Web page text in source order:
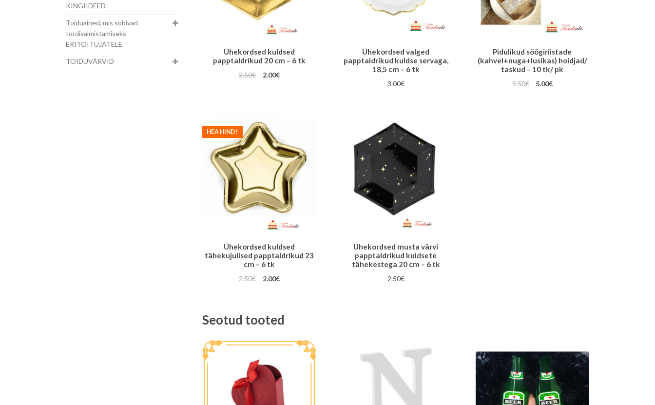
Ühekordsed kuldsed
papptaldrikud 20 cm – 6 tk
2.50€
Algne
2.00€Praegune
Ühekordsed valged
papptaldrikud kuldse servaga,
18,5 cm – 6 tk
3.00€
Pidulikud söögiriistade
(kahvel+nuga+lusikas) hoidjad/
taskud – 10 tk/ pk
9.50€
Algne
5.00€Praegune
Ühekordsed kuldsed
tähekujulised papptaldrikud 23
cm – 6 tk
HEA HIND!
2.50€
Algne
2.00€Praegune
Ühekordsed musta värvi
papptaldrikud kuldsete
tähekestega 20 cm – 6 tk
2.50€
Seotud tooted
KINGIIDEED
Toiduained, mis sobivad
tordivalmistamiseks
ERITOITUJATELE
TOIDUVÄRVID